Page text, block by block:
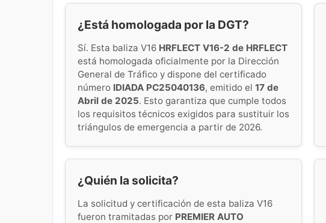
¿Está homologada por la DGT?
Sí. Esta baliza V16 HRFLECT V16-2 de HRFLECT
está homologada oficialmente por la Dirección
General de Tráfico y dispone del certificado
número IDIADA PC25040136, emitido el 17 de
Abril de 2025. Esto garantiza que cumple todos
los requisitos técnicos exigidos para sustituir los
triángulos de emergencia a partir de 2026.
¿Quién la solicita?
La solicitud y certificación de esta baliza V16
fueron tramitadas por PREMIER AUTO